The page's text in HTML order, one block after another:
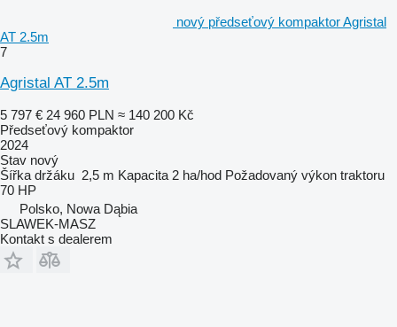
nový předseťový kompaktor Agristal
AT 2.5m
7
Agristal AT 2.5m
5 797 € 24 960 PLN ≈ 140 200 Kč
Předseťový kompaktor
2024
Stav nový
Šířka držáku 2,5 m Kapacita 2 ha/hod Požadovaný výkon traktoru
70 HP
Polsko, Nowa Dąbia
SLAWEK-MASZ
Kontakt s dealerem